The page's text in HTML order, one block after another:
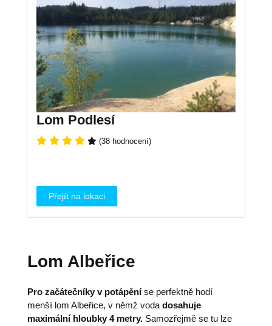
Lom Podlesí
(38 hodnocení)
Přejít na lokaci
Lom Albeřice
Pro začátečníky v potápěníse perfektně hodí
menší lom Albeřice, v němž voda dosahuje
maximální hloubky 4 metry. Samozřejmě se tu lze